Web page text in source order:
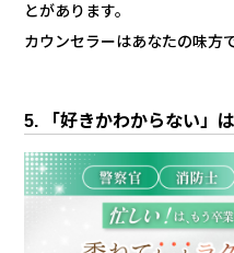
とがあります。
カウンセラーはあなたの味方で
5. 「好きかわからない」